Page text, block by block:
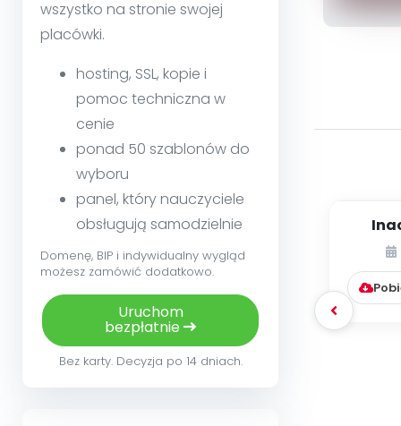
wszystko na stronie swojej
placówki.
hosting, SSL, kopie i
pomoc techniczna w
cenie
ponad 50 szablonów do
wyboru
panel, który nauczyciele
obsługują samodzielnie
Domenę, BIP i indywidualny wygląd
możesz zamówić dodatkowo.
Uruchom
bezpłatnie
Bez karty. Decyzja po 14 dniach.